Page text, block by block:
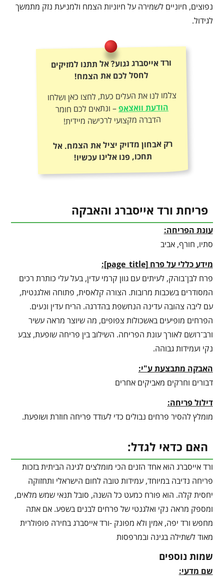
נפוצים, חיוניים לשמירה על חיוניות הצמח ולמניעת נזק מתמשך
לגידול.
ורד אייסברג נגוע? אל תתנו למזיקים
לחסל לכם את הצמח!
צלמו לנו את העלים כעת, לחצו כאן ושלחו
הודעת וואצאפ– ונתאים לכם חומר
הדברה מקצועי לרכישה מיידית!
רק אבחון מדויק יציל את הצמח. אל
תחכו, פנו אלינו עכשיו!
פריחת ורד אייסברג והאבקה
עונת הפריחה:
סתיו, חורף, אביב
מידע כללי על פרח[
page_title
]
:
פרח לבן־בוהק, לעיתים עם גוון קרמי עדין, בעל עלי כותרת רכים
המסודרים בשכבות מרובות. הצורה קלאסית, פתוחה ואלגנטית,
עם ליבה צהובה עדינה הנחשפת בהדרגה. הריח עדין ונעים.
הפרחים מופיעים באשכולות צפופים, מה שיוצר מראה עשיר
ורב־רושם לאורך עונת הפריחה. השילוב בין פריחה שופעת, צבע
נקי ועמידות גבוהה.
האבקה מתבצעת ע"י:
דבורים וחרקים מאביקים אחרים
דילול פריחה:
מומלץ להסיר פרחים נבולים כדי לעודד פריחה חוזרת ושופעת.
האם כדאי לגדל:
ורד אייסברג הוא אחד הזנים הכי מומלצים לגינה הביתית בזכות
פריחה נדיבה במיוחד, עמידות טובה לחום הישראלי ותחזוקה
יחסית קלה. הוא פורח כמעט כל השנה, סובל תנאי שמש מלאים,
ומספק מראה נקי ואלגנטי של פרחים לבנים בשפע. אם אתה
מחפש ורד יפה, אמין ולא מפונק -ורד אייסברג בחירה פופולרית
מאוד לשתילה בגינה ובמרפסות
שמות נוספים
שם מדעי: